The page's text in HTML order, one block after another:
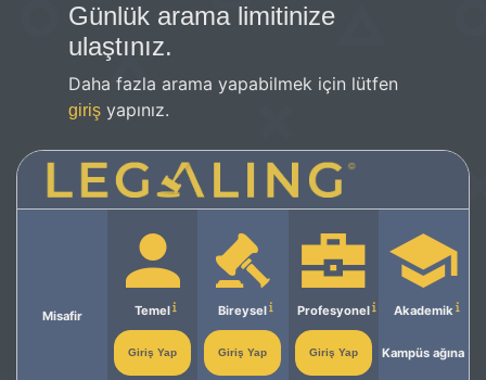
Günlük arama limitinize
ulaştınız.
Daha fazla arama yapabilmek için lütfen
giriş yapınız.
Misafir Temel
Giriş Yap
Bireysel
Giriş Yap
Profesyonel
Giriş Yap
Akademik
Kampüs ağına